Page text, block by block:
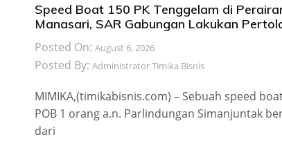
Speed Boat 150 PK Tenggelam di
Manasari, SAR Gabungan Lakukan
Posted On: August 6, 2026
Posted By: Administrator Timika Bisnis
MIMIKA,(timikabisnis.com) – Sebuah speed
POB 1 orang a.n. Parlindungan Simanjuntak
dari